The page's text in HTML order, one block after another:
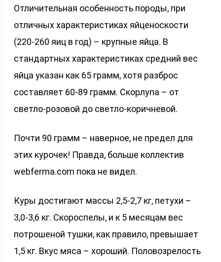
Отличительная особенность породы, при
отличных характеристиках яйценоскости
(220-260 яиц в год) – крупные яйца. В
стандартных характеристиках средний вес
яйца указан как 65 грамм, хотя разброс
составляет 60-89 грамм. Скорлупа – от
светло-розовой до светло-коричневой.
Почти 90 грамм – наверное, не предел для
этих курочек! Правда, больше коллектив
webferma.com пока не видел.
Куры достигают массы 2,5-2,7 кг, петухи –
3,0-3,6 кг. Скороспелы, и к 5 месяцам вес
потрошеной тушки, как правило, превышает
1,5 кг. Вкус мяса – хороший. Половозрелость